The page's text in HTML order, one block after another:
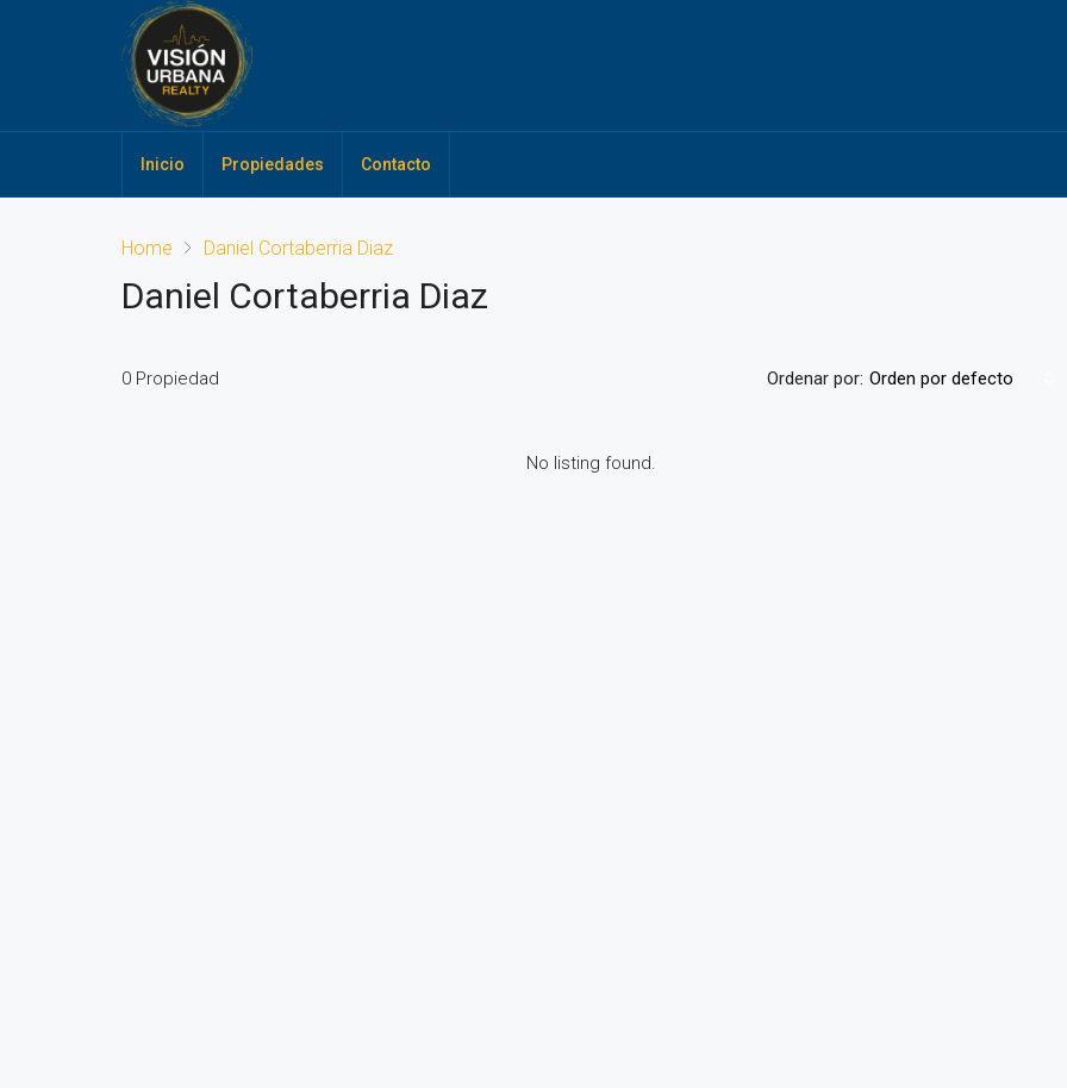
Inicio Propiedades Contacto
Home Daniel Cortaberria Diaz
Daniel Cortaberria Diaz
0 Propiedad Ordenar por: Orden por defecto
No listing found.